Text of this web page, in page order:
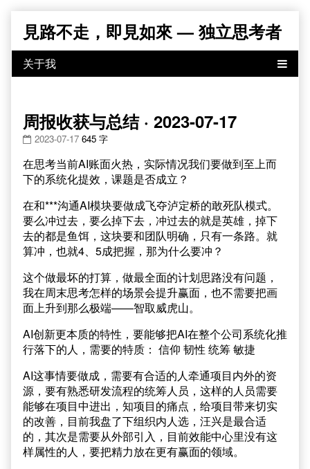
content
見路不走，即見如來 — 独立思考者
周报收获与总结 · 2023-07-17
2023-07-17 645 字
在思考当前AI账面火热，实际情况我们要做到至上而
下的系统化提效，课题是否成立？
在和***沟通AI模块要做成飞夺泸定桥的敢死队模式。
要么冲过去，要么掉下去，冲过去的就是英雄，掉下
去的都是鱼饵，这块要和团队明确，只有一条路。就
算冲，也就4、5成把握，那为什么要冲？
这个做最坏的打算，做最全面的计划思路没有问题，
我在周末思考怎样的场景会提升赢面，也不需要把画
面上升到那么极端——智取威虎山。
AI创新更本质的特性，要能够把AI在整个公司系统化推
行落下的人，需要的特质： 信仰 韧性 统筹 敏捷
AI这事情要做成，需要有合适的人牵通项目内外的资
源，要有熟悉研发流程的统筹人员，这样的人员需要
能够在项目中进出，知项目的痛点，给项目带来切实
的改善，目前我盘了下组织内人选，汪兴是最合适
的，其次是需要从外部引入，目前效能中心里没有这
样属性的人，要把精力放在更有赢面的领域。